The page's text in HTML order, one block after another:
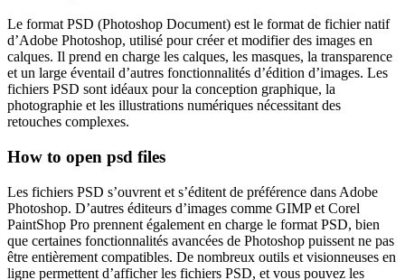
Le format PSD (Photoshop Document) est le format de fichier natif
d’Adobe Photoshop, utilisé pour créer et modifier des images en
calques. Il prend en charge les calques, les masques, la transparence
et un large éventail d’autres fonctionnalités d’édition d’images. Les
fichiers PSD sont idéaux pour la conception graphique, la
photographie et les illustrations numériques nécessitant des
retouches complexes.
How to open psd files
Les fichiers PSD s’ouvrent et s’éditent de préférence dans Adobe
Photoshop. D’autres éditeurs d’images comme GIMP et Corel
PaintShop Pro prennent également en charge le format PSD, bien
que certaines fonctionnalités avancées de Photoshop puissent ne pas
être entièrement compatibles. De nombreux outils et visionneuses en
ligne permettent d’afficher les fichiers PSD, et vous pouvez les